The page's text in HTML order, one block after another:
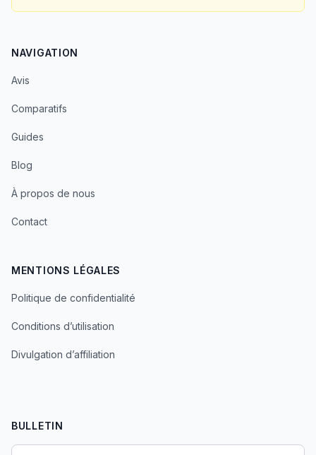
NAVIGATION
Avis
Comparatifs
Guides
Blog
À propos de nous
Contact
MENTIONS LÉGALES
Politique de confidentialité
Conditions d’utilisation
Divulgation d’affiliation
BULLETIN